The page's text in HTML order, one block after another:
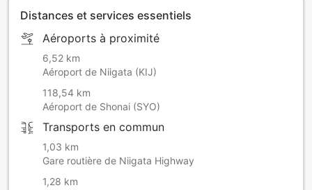
Distances et services essentiels
Aéroports à proximité
6,52 km
Aéroport de Niigata (KIJ)
118,54 km
Aéroport de Shonai (SYO)
Transports en commun
1,03 km
Gare routière de Niigata Highway
1,28 km